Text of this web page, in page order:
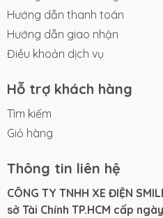
Hướng dẫn thanh toán
Hướng dẫn giao nhận
Điều khoản dịch vụ
Hỗ trợ khách hàng
Tìm kiếm
Giỏ hàng
Thông tin liên hệ
CÔNG TY TNHH XE ĐIỆN
sở Tài Chính TP.HCM cấp